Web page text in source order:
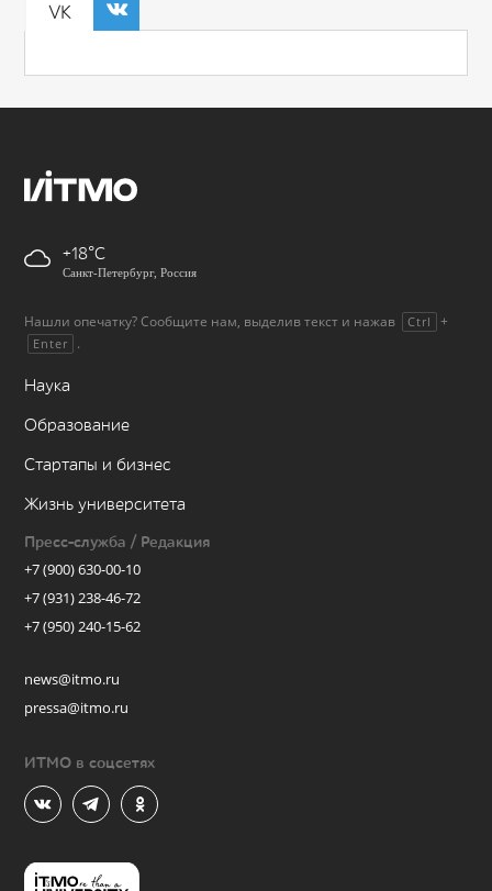
VK
+18
Санкт-Петербург, Россия
Нашли опечатку? Сообщите нам, выделив текст и нажав Ctrl +
Enter .
Наука
Образование
Стартапы и бизнес
Жизнь университета
Пресс-служба / Редакция
+7 (900) 630-00-10
+7 (931) 238-46-72
+7 (950) 240-15-62
news@itmo.ru
pressa@itmo.ru
ИТМО в соцсетях